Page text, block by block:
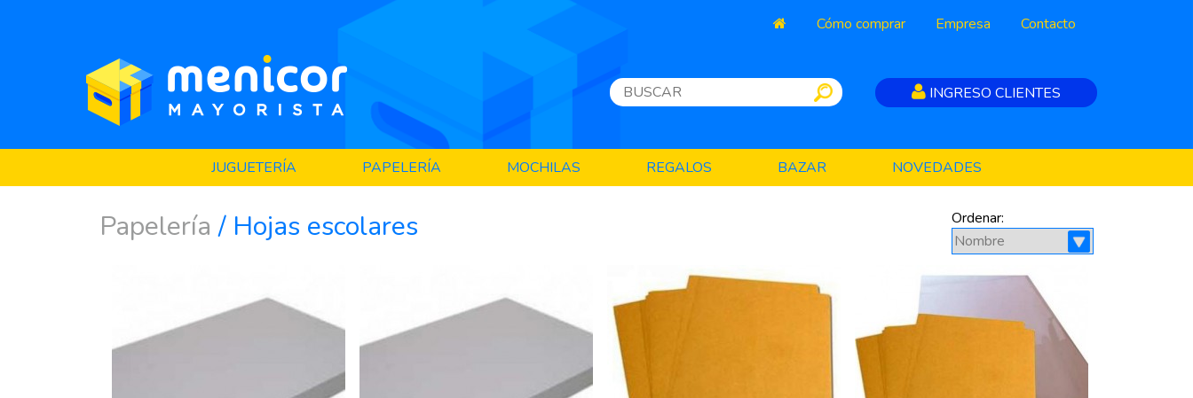
Cómo comprar Empresa Contacto
INGRESO CLIENTES
JUGUETERÍA PAPELERÍA MOCHILAS REGALOS BAZAR NOVEDADES
Papelería/ Hojas escolares Ordenar: